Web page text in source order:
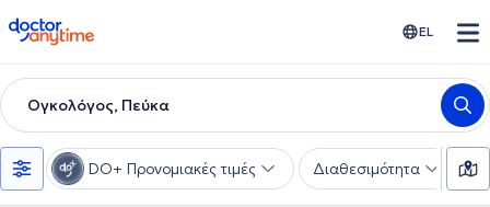
doctoranytime EL
Ογκολόγος, Πεύκα
DO+ Προνομιακές τιμές Διαθεσιμότητα